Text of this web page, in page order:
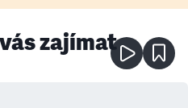
zajímat